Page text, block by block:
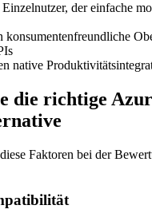
Einzelnutzer, der einfache
konsumentenfreundliche
native
die richtige
Faktoren bei der